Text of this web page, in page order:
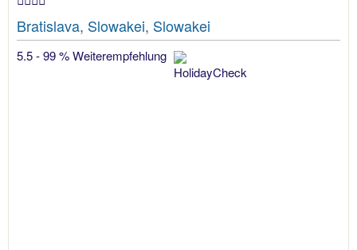
Bratislava, Slowakei, Slowakei
5.5 - 99 % Weiterempfehlung